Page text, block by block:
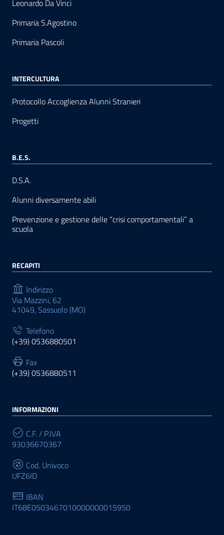
Leonardo Da Vinci
Primaria S.Agostino
Primaria Pascoli
INTERCULTURA
Protocollo Accoglienza Alunni Stranieri
Progetti
B.E.S.
D.S.A.
Alunni diversamente abili
Prevenzione e gestione delle “crisi comportamentali” a
scuola
RECAPITI
Indirizzo
Via Mazzini, 62
41049, Sassuolo (MO)
Telefono
(+39) 0536880501
Fax
(+39) 0536880511
INFORMAZIONI
C.F. / P.IVA
93036670367
Cod. Univoco
UFZ6ID
IBAN
IT68E0503467010000000015950